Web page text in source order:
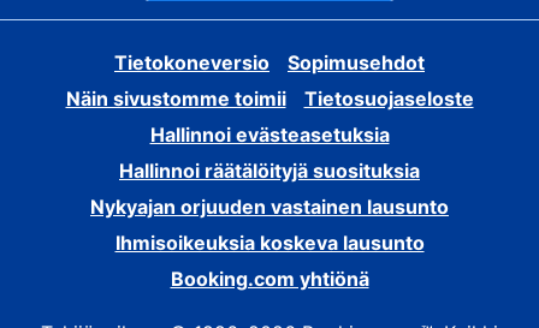
Tietokoneversio
Sopimusehdot
Näin sivustomme toimii
Tietosuojaseloste
Hallinnoi evästeasetuksia
Hallinnoi räätälöityjä suosituksia
Nykyajan orjuuden vastainen lausunto
Ihmisoikeuksia koskeva lausunto
Booking.com yhtiönä